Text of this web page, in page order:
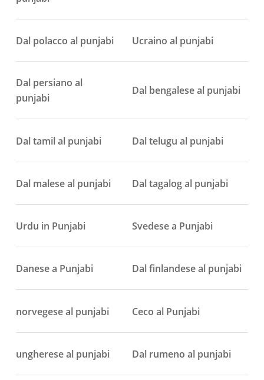
Dal polacco al punjabi Ucraino al punjabi
Dal persiano al
punjabi
Dal bengalese al punjabi
Dal tamil al punjabi Dal telugu al punjabi
Dal malese al punjabi Dal tagalog al punjabi
Urdu in Punjabi Svedese a Punjabi
Danese a Punjabi Dal finlandese al punjabi
norvegese al punjabi Ceco al Punjabi
ungherese al punjabi Dal rumeno al punjabi